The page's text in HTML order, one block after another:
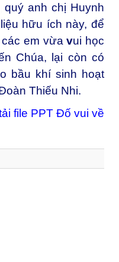
anh chị Huynh
hữu ích này, để
các em vừavui học
Chúa, lại còn có
bầu khí sinh hoạt
Thiếu Nhi.
file PPT Đố vui về